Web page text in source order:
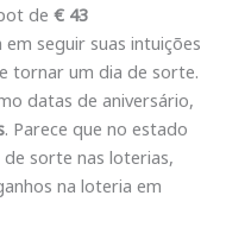
de € 43
seguir suas intuições
tornar um dia de sorte.
datas de aniversário,
. Parece que no estado
sorte nas loterias,
na loteria em